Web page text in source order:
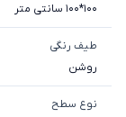
100*100 سانتی متر
طیف رنگی
روشن
نوع سطح